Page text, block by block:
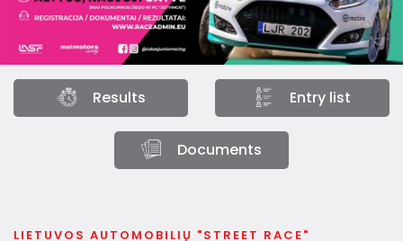
Results Entry list
Documents
LIETUVOS AUTOMOBILIŲ "STREET RACE"